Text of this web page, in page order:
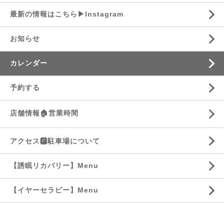
最新の情報はこちら▶︎Instagram
お知らせ
カレンダー
予約する
店舗情報🏠営業時間
アクセス🅿️駐車場について
【誘眠リカバリー】Menu
【イヤーセラピー】Menu